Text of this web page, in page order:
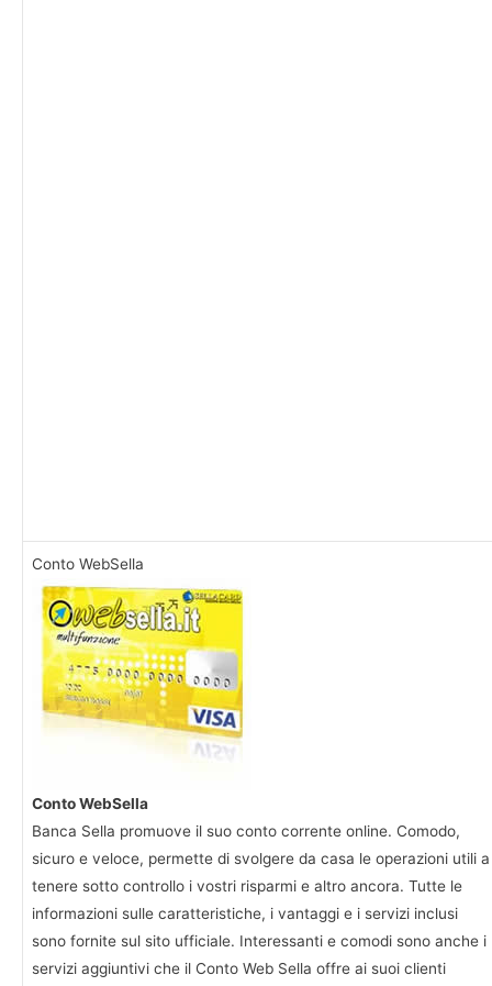
Conto WebSella
Conto WebSella
Banca Sella promuove il suo conto corrente online. Comodo,
sicuro e veloce, permette di svolgere da casa le operazioni utili a
tenere sotto controllo i vostri risparmi e altro ancora. Tutte le
informazioni sulle caratteristiche, i vantaggi e i servizi inclusi
sono fornite sul sito ufficiale. Interessanti e comodi sono anche i
servizi aggiuntivi che il Conto Web Sella offre ai suoi clienti